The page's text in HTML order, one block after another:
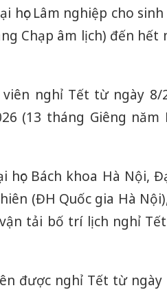
học Lâm nghiệp cho
Chạp âm lịch) đến hết
nghỉ Tết từ ngày 8/
(13 tháng Giêng năm
Bách khoa Hà Nội,
(ĐH Quốc gia Hà
vận tải bố trí lịch nghỉ
được nghỉ Tết từ ngày